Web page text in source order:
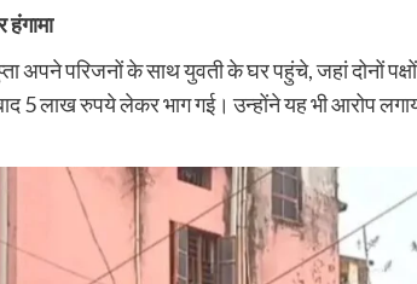
हंगामा
अपने परिजनों के साथ युवती के घर पहुंचे, जहां दोनों
5 लाख रुपये लेकर भाग गई। उन्होंने यह भी आरोप